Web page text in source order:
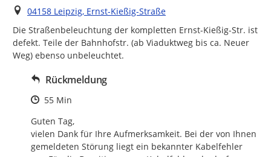
Ort
04158 Leipzig, Ernst-Kießig-Straße
Die Straßenbeleuchtung der kompletten Ernst-Kießig-Str. ist
defekt. Teile der Bahnhofstr. (ab Viaduktweg bis ca. Neuer
Weg) ebenso unbeleuchtet.
Rückmeldung
Zeitpunkt des Erstellens
55 Min
Guten Tag,
vielen Dank für Ihre Aufmerksamkeit. Bei der von Ihnen
gemeldeten Störung liegt ein bekannter Kabelfehler